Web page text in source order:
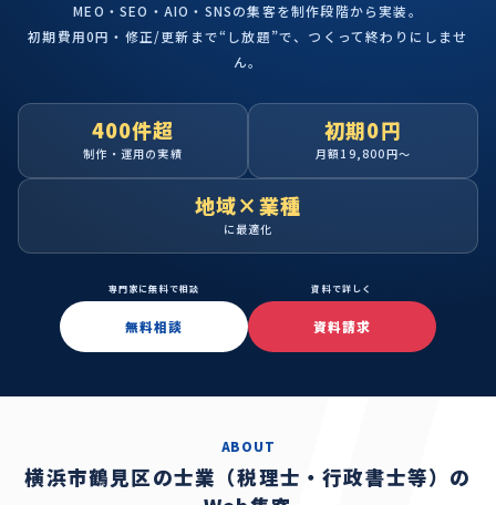
MEO・SEO・AIO・SNSの集客を制作段階から実装。
初期費用0円・修正/更新まで“し放題”で、つくって終わりにしませ
ん。
400件超
制作・運用の実績
初期0円
月額19,800円〜
地域×業種
に最適化
専門家に無料で相談
無料相談
資料で詳しく
資料請求
ABOUT
横浜市鶴見区の士業（税理士・行政書士等）の